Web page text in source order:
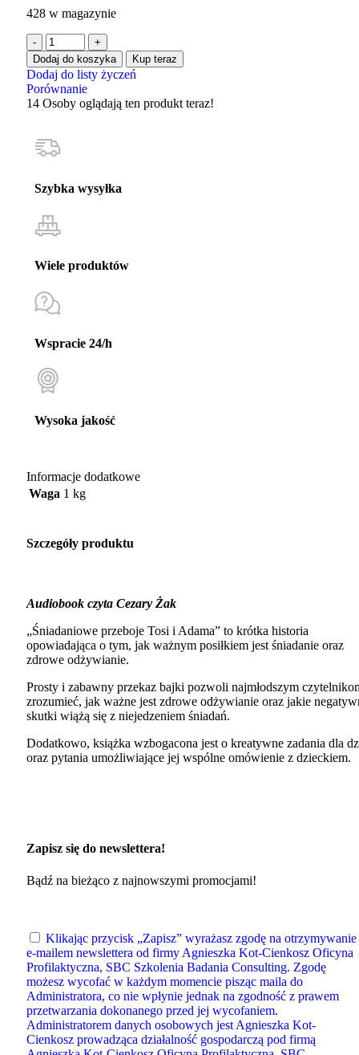
428 w magazynie
Dodaj do koszyka Kup teraz
Dodaj do listy życzeń
Porównanie
14 Osoby oglądają ten produkt teraz!
Szybka wysyłka
Wiele produktów
Wspracie 24/h
Wysoka jakość
Informacje dodatkowe
Waga 1 kg
Szczegóły produktu
Audiobook czyta Cezary Żak
„Śniadaniowe przeboje Tosi i Adama” to krótka historia
opowiadająca o tym, jak ważnym posiłkiem jest śniadanie oraz
zdrowe odżywianie.
Prosty i zabawny przekaz bajki pozwoli najmłodszym
zrozumieć, jak ważne jest zdrowe odżywianie oraz jakie
skutki wiążą się z niejedzeniem śniadań.
Dodatkowo, książka wzbogacona jest o kreatywne zadania dla
oraz pytania umożliwiające jej wspólne omówienie z dzieckiem.
Zapisz się do newslettera!
Bądź na bieżąco z najnowszymi promocjami!
Klikając przycisk „Zapisz” wyrażasz zgodę na otrzymywanie
e-mailem newslettera od firmy Agnieszka Kot-Cienkosz Oficyna
Profilaktyczna, SBC Szkolenia Badania Consulting. Zgodę
możesz wycofać w każdym momencie pisząc maila do
Administratora, co nie wpłynie jednak na zgodność z prawem
przetwarzania dokonanego przed jej wycofaniem.
Administratorem danych osobowych jest Agnieszka Kot-
Cienkosz prowadząca działalność gospodarczą pod firmą